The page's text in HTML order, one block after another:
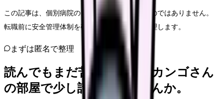
この記事は、個別病院の良し悪しを断定するものではありません。
転職前に安全管理体制を確認する視点として整理します。
まずは匿名で整理
読んでもまだ苦しいなら、カンゴさん
の部屋で少し話してみませんか。